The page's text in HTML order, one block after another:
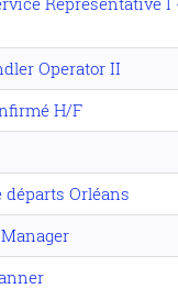
Operator II
H/F
départs Orléans